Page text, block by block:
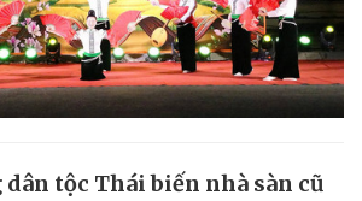
tộc Thái biến nhà sàn cũ